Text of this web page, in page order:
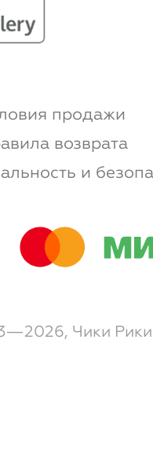
продажи
возврата
и
Чики Рики